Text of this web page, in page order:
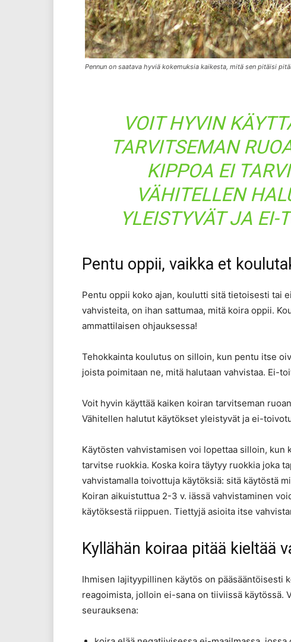
Pennun on saatava hyviä kokemuksia kaikesta, mitä sen pitäisi
VOIT HYVIN
TARVITSEMAN
KIPPOA EI
VÄHITELLEN
YLEISTYVÄT JA EI-
Pentu oppii, vaikka et
Pentu oppii koko ajan, koulutti sitä tietoisesti tai
vahvisteita, on ihan sattumaa, mitä koira oppii.
ammattilaisen ohjauksessa!
Tehokkainta koulutus on silloin, kun pentu itse
joista poimitaan ne, mitä halutaan vahvistaa. Ei-
Voit hyvin käyttää kaiken koiran tarvitseman
Vähitellen halutut käytökset yleistyvät ja ei-
Käytösten vahvistamisen voi lopettaa silloin, kun
tarvitse ruokkia. Koska koira täytyy ruokkia joka
vahvistamalla toivottuja käytöksiä: sitä käytöstä
Koiran aikuistuttua 2-3 v. iässä vahvistaminen
käytöksestä riippuen. Tiettyjä asioita itse
Kyllähän koiraa pitää kieltää
Ihmisen lajityypillinen käytös on pääsääntöisesti
reagoimista, jolloin ei-sana on tiiviissä käytössä.
seurauksena: